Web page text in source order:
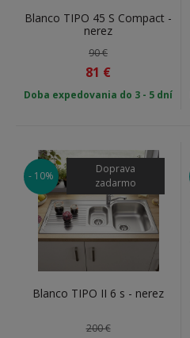
Blanco TIPO 45 S Compact -
nerez
90 €
81 €
Doba expedovania do 3 - 5 dní
- 10%
Doprava
zadarmo
Blanco TIPO II 6 s - nerez
200 €